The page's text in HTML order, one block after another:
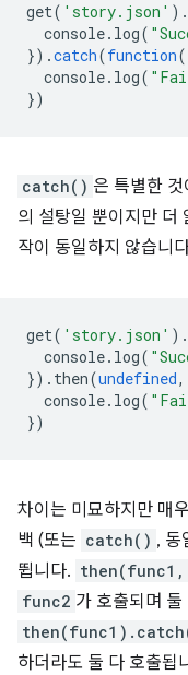
get( 'story.json' ).
console. log(
}).catch(function(
console. log(
})
catch() 은 특별한
의 설탕일 뿐이지만 더
작이 동일하지 않습니
get( 'story.json' ).
console. log(
}). then(undefined,
console. log(
})
차이는 미묘하지만 매
백 (또는 catch() , 동
뜁니다.
func2 가 호출되며
하더라도 둘 다 호출됩